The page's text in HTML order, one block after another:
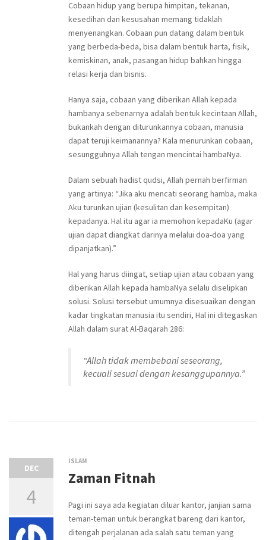
Cobaan hidup yang berupa himpitan, tekanan,
kesedihan dan kesusahan memang tidaklah
menyenangkan. Cobaan pun datang dalam bentuk
yang berbeda-beda, bisa dalam bentuk harta, fisik,
kemiskinan, anak, pasangan hidup bahkan hingga
relasi kerja dan bisnis.
Hanya saja, cobaan yang diberikan Allah kepada
hambanya sebenarnya adalah bentuk kecintaan Allah,
bukankah dengan diturunkannya cobaan, manusia
dapat teruji keimanannya? Kala menurunkan cobaan,
sesungguhnya Allah tengan mencintai hambaNya.
Dalam sebuah hadist qudsi, Allah pernah berfirman
yang artinya: “Jika aku mencati seorang hamba, maka
Aku turunkan ujian (kesulitan dan kesempitan)
kepadanya. Hal itu agar ia memohon kepadaKu (agar
ujian dapat diangkat darinya melalui doa-doa yang
dipanjatkan).”
Hal yang harus diingat, setiap ujian atau cobaan yang
diberikan Allah kepada hambaNya selalu diselipkan
solusi. Solusi tersebut umumnya disesuaikan dengan
kadar tingkatan manusia itu sendiri, Hal ini ditegaskan
Allah dalam surat Al-Baqarah 286:
“Allah tidak membebani seseorang,
kecuali sesuai dengan kesanggupannya.”
DEC
4
ISLAM
Zaman Fitnah
Pagi ini saya ada kegiatan diluar kantor, janjian sama
teman-teman untuk berangkat bareng dari kantor,
ditengah perjalanan ada salah satu teman yang